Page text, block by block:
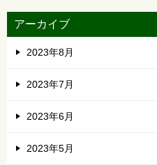
アーカイブ
2023年8月
2023年7月
2023年6月
2023年5月